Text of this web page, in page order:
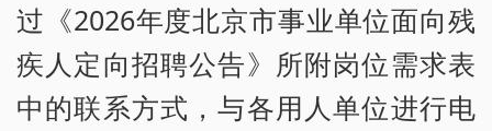
过《2026年度北京市事业单位面向残
疾人定向招聘公告》所附岗位需求表
中的联系方式，与各用人单位进行电